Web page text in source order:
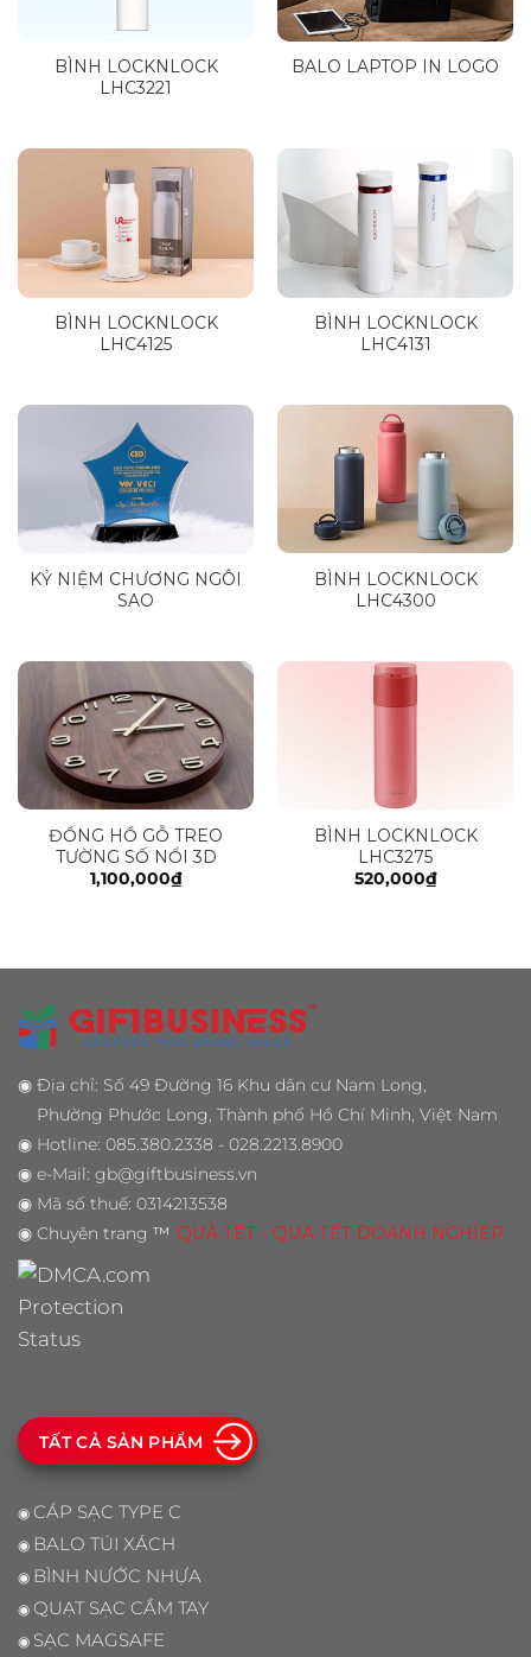
BÌNH LOCKNLOCK
LHC3221
BALO LAPTOP IN LOGO
BÌNH LOCKNLOCK
LHC4125
BÌNH LOCKNLOCK
LHC4131
KỶ NIỆM CHƯƠNG NGÔI
SAO
BÌNH LOCKNLOCK
LHC4300
ĐỒNG HỒ GỖ TREO
TƯỜNG SỐ NỔI 3D
1,100,000₫
BÌNH LOCKNLOCK
LHC3275
520,000₫
◉ Địa chỉ: Số 49 Đường 16 Khu dân cư Nam Long,
Phường Phước Long, Thành phố Hồ Chí Minh, Việt Nam
◉ Hotline: 085.380.2338 - 028.2213.8900
◉ e-Mail: gb@giftbusiness.vn
◉ Mã số thuế: 0314213538
◉ Chuyên trang ™ QUÀ TẾT - QUÀ TẾT DOANH NGHIỆP
TẤT CẢ SẢN PHẨM
◉ CÁP SẠC TYPE C
◉ BALO TÚI XÁCH
◉ BÌNH NƯỚC NHỰA
◉ QUẠT SẠC CẦM TAY
◉ SẠC MAGSAFE